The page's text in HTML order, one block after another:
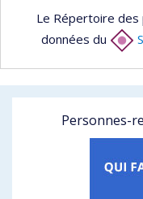
Le Répertoire
données du
Personnes-